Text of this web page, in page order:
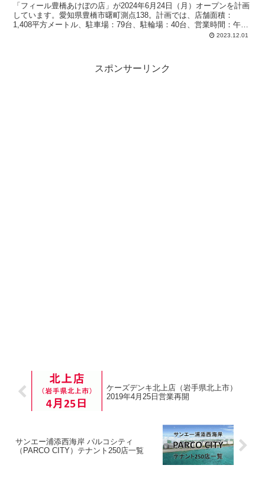
「フィール豊橋あけぼの店」が2024年6月24日（月）オープンを計画
しています。愛知県豊橋市曙町測点138。計画では、店舗面積：
1,408平方メートル、駐車場：79台、駐輪場：40台、営業時間：午前
2023.12.01
スポンサーリンク
ケーズデンキ北上店（岩手県北上市）
2019年4月25日営業再開
サンエー浦添西海岸 パルコシティ
（PARCO CITY）テナント250店一覧